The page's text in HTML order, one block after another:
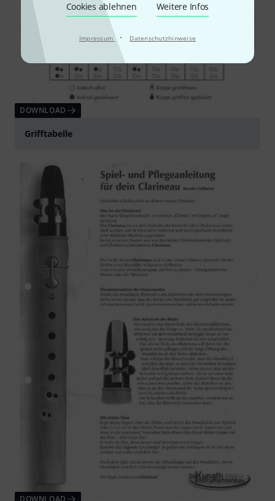
Cookies ablehnen Weitere Infos
Impressum · Datenschutzhinweise
DOWNLOAD
Grifftabelle